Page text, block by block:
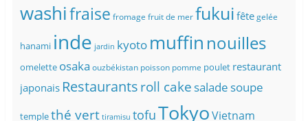
washifraise fromage fruit de mer fukui fête gelée
hanami inde jardin kyoto muffin nouilles
omelette osaka ouzbékistan poisson pomme poulet restaurant
japonais Restaurantsroll cake salade soupe
templethé vert tiramisu tofuTokyoVietnam